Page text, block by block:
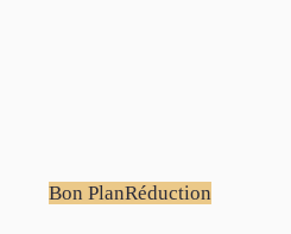
Bon PlanRéduction